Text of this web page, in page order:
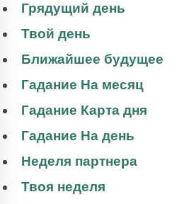
Грядущий день
Твой день
Ближайшее будущее
Гадание На месяц
Гадание Карта дня
Гадание На день
Неделя партнера
Твоя неделя